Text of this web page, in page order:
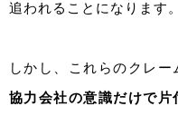
追われることになります。
しかし、これらのクレー
協力会社の意識だけで